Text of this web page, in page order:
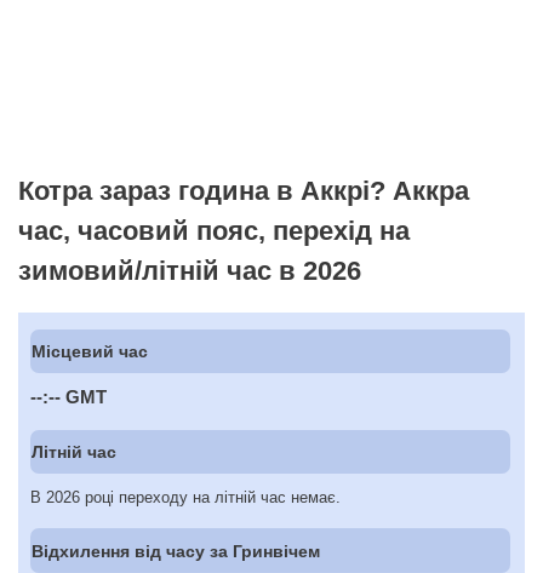
Котра зараз година в Аккрі? Аккра
час, часовий пояс, перехід на
зимовий/літній час в 2026
Місцевий час
--:-- GMT
Літній час
В 2026 році переходу на літній час немає.
Відхилення від часу за Гринвічем